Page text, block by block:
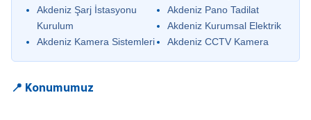
Akdeniz Şarj İstasyonu
Kurulum
Akdeniz Kamera Sistemleri
Akdeniz Pano Tadilat
Akdeniz Kurumsal Elektrik
Akdeniz CCTV Kamera
📍 Konumumuz